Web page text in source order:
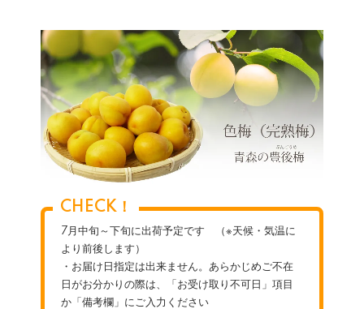
CHECK！
7月中旬～下旬に出荷予定です （※天候・気温に
より前後します）
・お届け日指定は出来ません。あらかじめご不在
日がお分かりの際は、「お受け取り不可日」項目
か「備考欄」にご入力ください